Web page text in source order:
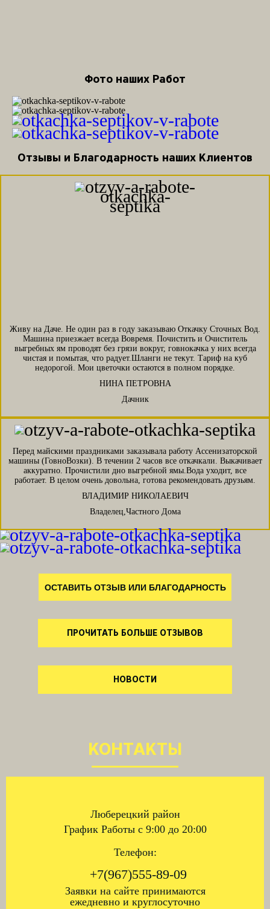
Фото наших Работ
Отзывы и Благодарность наших Клиентов
Живу на Даче. Не один раз в году заказываю Откачку Сточных Вод.
Машина приезжает всегда Вовремя. Почистить и Очиститель
выгребных ям проводят без грязи вокруг, говнокачка у них всегда
чистая и помытая, что радует.Шланги не текут. Тариф на куб
недорогой. Мои цветочки остаются в полном порядке.
НИНА ПЕТРОВНА
Дачник
Перед майскими праздниками заказывала работу Ассенизаторской
машины (ГовноВозки). В течении 2 часов все откачкали. Выкачивает
аккуратно. Прочистили дно выгребной ямы.Вода уходит, все
работает. В целом очень довольна, готова рекомендовать друзьям.
ВЛАДИМИР НИКОЛАЕВИЧ
Владелец,Частного Дома
ОСТАВИТЬ ОТЗЫВ ИЛИ БЛАГОДАРНОСТЬ
ПРОЧИТАТЬ БОЛЬШЕ ОТЗЫВОВ
НОВОСТИ
КОНТАКТЫ
Люберецкий район
График Работы с 9:00 до 20:00
Телефон:
+7(967)555-89-09
Заявки на сайте принимаются
ежедневно и круглосуточно